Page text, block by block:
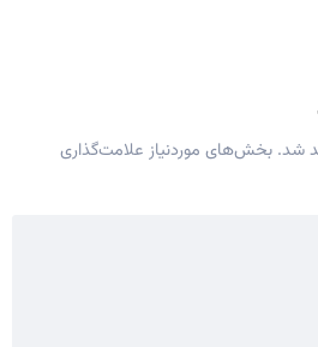
شد. بخش‌های موردنیاز علامت‌گذاری